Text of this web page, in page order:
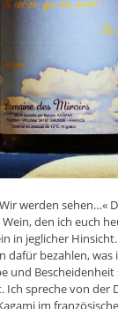
werden sehen…«
den ich euch
in jeglicher
dafür bezahlen, was
und
Ich spreche von der
im